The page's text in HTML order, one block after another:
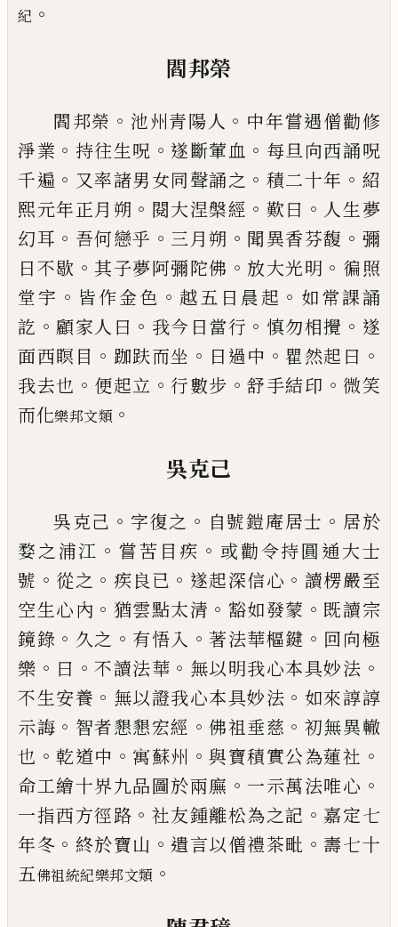
紀 。
閻邦榮
閻邦榮 。 池州青陽人 。 中年嘗遇僧勸修
淨業 。 持往生呪 。 遂斷葷血 。 每旦向西誦呪
千遍 。 又率諸男女同聲誦之 。 積二十年 。 紹
熙元年正月朔 。 閱大涅槃經 。 歎曰 。 人生夢
幻耳 。 吾何戀乎 。 三月朔 。 聞異香芬馥 。 彌
日不歇 。其子夢阿彌陀佛 。放大光明 。 徧照
堂宇 。 皆作金色 。 越五日晨起 。 如常課誦
訖 。 顧家人曰 。 我今日當行 。 慎勿相攪 。 遂
面西瞑目 。 跏趺而坐 。 日過中 。瞿然起曰 。
我去也 。 便起立 。行數步 。舒手結印 。 微笑
而化樂邦文類 。
吳克己
吳克己 。 字復之 。 自號鎧庵居士 。 居於
婺之浦江 。 嘗苦 目疾 。 或勸令持圓通大士
號 。 從之 。 疾良 已 。 遂起深信心 。 讀楞嚴至
空生心內 。 猶雲點太清 。 豁如發蒙 。 既讀宗
鏡錄 。 久之 。 有悟入 。著法華樞鍵 。 回向極
樂 。 曰 。不讀法華 。 無以明我心本具妙法 。
不生安養 。 無以證我心本具妙法 。 如來諄諄
示誨 。 智者懇懇宏經 。佛祖垂慈 。 初無異轍
也 。乾道中 。 寓蘇州 。與寶積實公為蓮社 。
命工繪十界九品圖於兩廡 。 一示萬法唯心 。
一指西方徑路 。 社友鍾離松為之記 。 嘉定七
年冬 。 終於寶山 。 遺言以僧禮茶毗 。 壽七十
五佛祖統紀樂邦文類 。